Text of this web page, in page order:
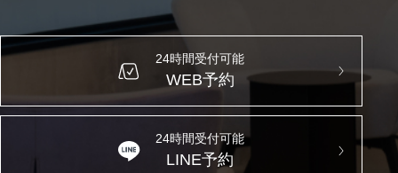
24時間受付可能
WEB予約
24時間受付可能
LINE予約